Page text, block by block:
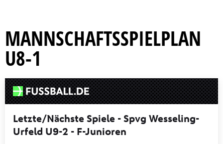
MANNSCHAFTSSPIELPLAN
U8-1